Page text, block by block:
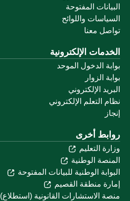
البيانات المفتوحة
السياسات واللوائح
تواصل معنا
الخدمات الإلكترونية
بوابة الدخول الموحد
بوابة الزوار
البريد الإلكتروني
نظام التعلم الإلكتروني
إنجاز
روابط أخرى
وزارة التعليم
المنصة الوطنية
البوابة الوطنية للبيانات المفتوحة
إمارة منطقة القصيم
منصة الاستشارات القانونية (استطلاع)